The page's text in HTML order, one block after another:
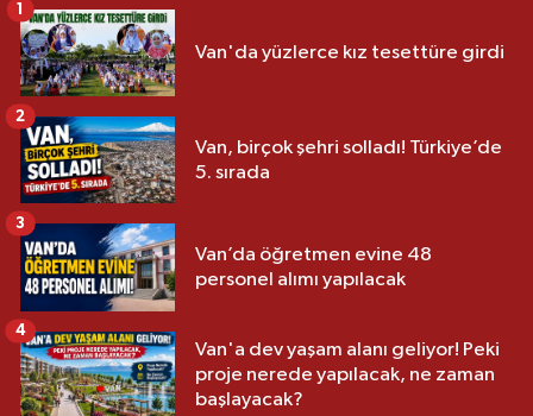
Van'da yüzlerce kız tesettüre girdi
1
Van, birçok şehri solladı! Türkiye’de
5. sırada
2
Van’da öğretmen evine 48
personel alımı yapılacak
3
Van'a dev yaşam alanı geliyor! Peki
proje nerede yapılacak, ne zaman
başlayacak?
4